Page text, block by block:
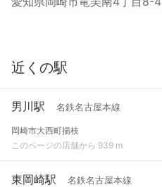
近くの駅
男川駅 名鉄名古屋本線
岡崎市大西町揚枝
このページの店舗から 939 m
東岡崎駅 名鉄名古屋本線